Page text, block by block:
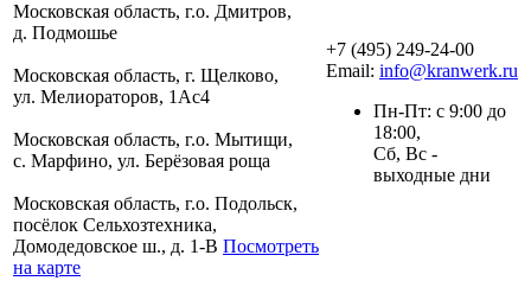
Московская область, г.о. Дмитров,
д. Подмошье
Московская область, г. Щелково,
ул. Мелиораторов, 1Ас4
Московская область, г.о. Мытищи,
с. Марфино, ул. Берёзовая роща
Московская область, г.о. Подольск,
посёлок Сельхозтехника,
Домодедовское ш., д. 1-В Посмотреть
на карте
+7 (495) 249-24-00
Email: info@kranwerk.ru
Пн-Пт: с 9:00 до
18:00,
Сб, Вс -
выходные дни